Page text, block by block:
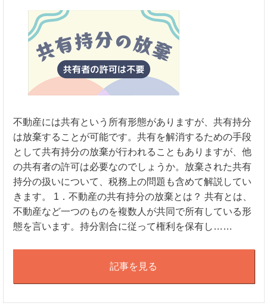
不動産には共有という所有形態がありますが、共有持分
は放棄することが可能です。共有を解消するための手段
として共有持分の放棄が行われることもありますが、他
の共有者の許可は必要なのでしょうか。放棄された共有
持分の扱いについて、税務上の問題も含めて解説してい
きます。 1．不動産の共有持分の放棄とは？ 共有とは、
不動産など一つのものを複数人が共同で所有している形
態を言います。持分割合に従って権利を保有し……
記事を見る